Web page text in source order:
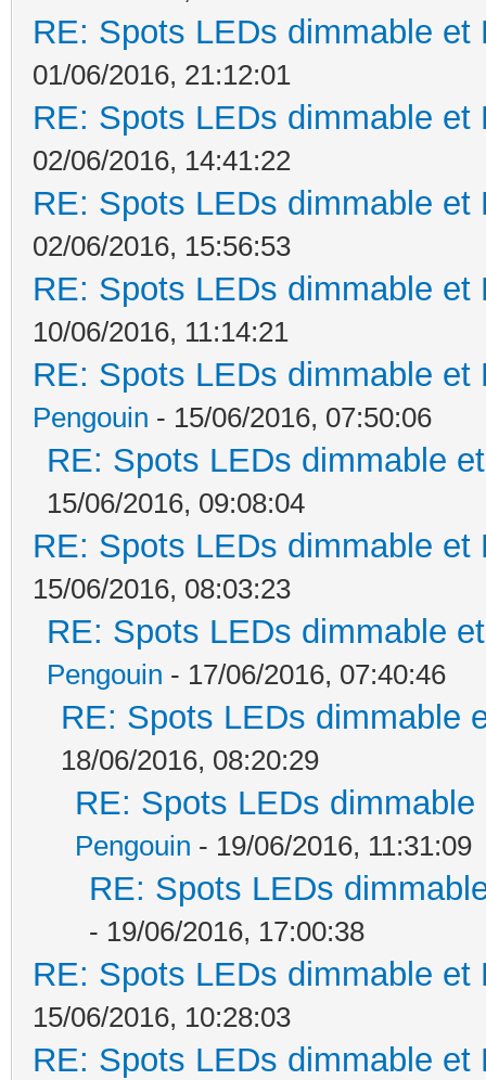
RE: Spots LEDs dimmable
01/06/2016, 21:12:01
RE: Spots LEDs dimmable
02/06/2016, 14:41:22
RE: Spots LEDs dimmable
02/06/2016, 15:56:53
RE: Spots LEDs dimmable
10/06/2016, 11:14:21
RE: Spots LEDs dimmable
Pengouin - 15/06/2016, 07:50:06
RE: Spots LEDs dimmable
15/06/2016, 09:08:04
RE: Spots LEDs dimmable
15/06/2016, 08:03:23
RE: Spots LEDs dimmable
Pengouin - 17/06/2016, 07:40:46
RE: Spots LEDs dimmable
18/06/2016, 08:20:29
RE: Spots LEDs
Pengouin - 19/06/2016, 11:31:09
RE: Spots LEDs
- 19/06/2016, 17:00:38
RE: Spots LEDs dimmable
15/06/2016, 10:28:03
RE: Spots LEDs dimmable